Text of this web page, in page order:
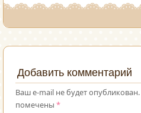
Добавить комментарий
Ваш e-mail не будет опубликован.
помечены *